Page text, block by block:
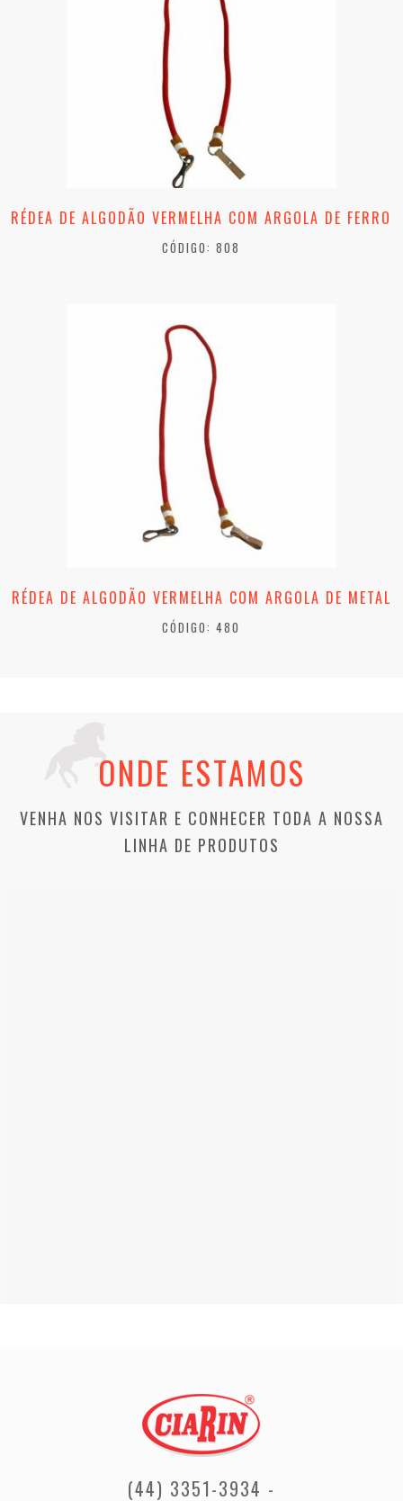
RÉDEA DE ALGODÃO VERMELHA COM ARGOLA DE FERRO
CÓDIGO: 808
RÉDEA DE ALGODÃO VERMELHA COM ARGOLA DE METAL
CÓDIGO: 480
ONDE ESTAMOS
VENHA NOS VISITAR E CONHECER TODA A NOSSA
LINHA DE PRODUTOS
(44) 3351-3934 -